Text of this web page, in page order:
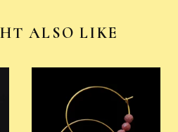
ALSO LIKE